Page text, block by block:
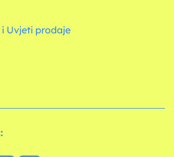
Uvjeti prodaje